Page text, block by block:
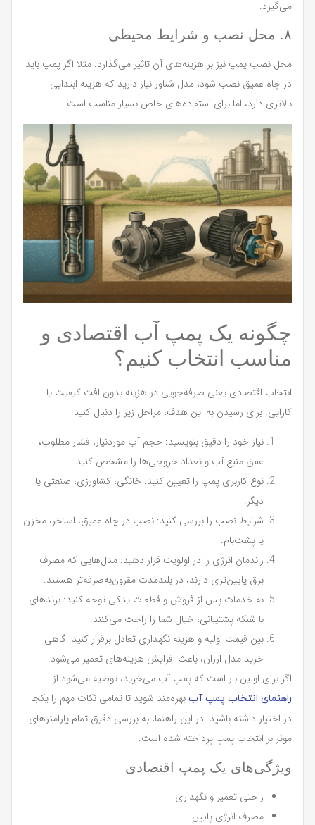
می‌گیرد.
۸. محل نصب و شرایط محیطی
محل نصب پمپ نیز بر هزینه‌های آن تاثیر می‌گذارد. مثلا اگر پمپ باید
در چاه عمیق نصب شود، مدل شناور نیاز دارید که هزینه ابتدایی
بالاتری دارد، اما برای استفاده‌های خاص بسیار مناسب است.
چگونه یک پمپ آب اقتصادی و
مناسب انتخاب کنیم؟
انتخاب اقتصادی یعنی صرفه‌جویی در هزینه بدون افت کیفیت یا
کارایی. برای رسیدن به این هدف، مراحل زیر را دنبال کنید:
نیاز خود را دقیق بنویسید: حجم آب موردنیاز، فشار مطلوب،
عمق منبع آب و تعداد خروجی‌ها را مشخص کنید.
نوع کاربری پمپ را تعیین کنید: خانگی، کشاورزی، صنعتی یا
دیگر.
شرایط نصب را بررسی کنید: نصب در چاه عمیق، استخر، مخزن
یا پشت‌بام.
راندمان انرژی را در اولویت قرار دهید: مدل‌هایی که مصرف
برق پایین‌تری دارند، در بلندمدت مقرون‌به‌صرفه‌تر هستند.
به خدمات پس از فروش و قطعات یدکی توجه کنید: برندهای
با شبکه پشتیبانی، خیال شما را راحت می‌کنند.
بین قیمت اولیه و هزینه نگهداری تعادل برقرار کنید: گاهی
خرید مدل ارزان، باعث افزایش هزینه‌های تعمیر می‌شود.
اگر برای اولین بار است که پمپ آب می‌خرید، توصیه می‌شود از
راهنمای انتخاب پمپ آب بهره‌مند شوید تا تمامی نکات مهم را یکجا
در اختیار داشته باشید. در این راهنما، به بررسی دقیق تمام پارامترهای
موثر بر انتخاب پمپ پرداخته شده است.
ویژگی‌های یک پمپ اقتصادی
راحتی تعمیر و نگهداری
مصرف انرژی پایین